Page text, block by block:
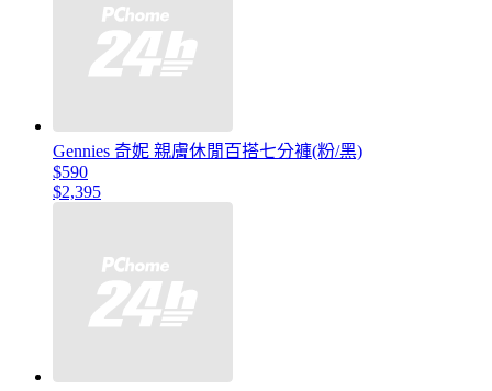
Gennies 奇妮 親膚休閒百搭七分褲(粉/黑)
$590
$2,395